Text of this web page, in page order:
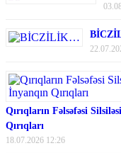
Qırıqların Fəlsəfəsi
Qırıqları
18.07.2026 12:26